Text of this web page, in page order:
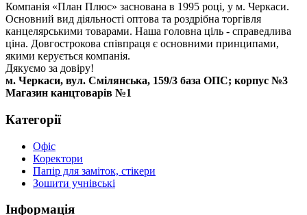
Компанія «План Плюс» заснована в 1995 році, у м. Черкаси.
Основний вид діяльності оптова та роздрібна торгівля
канцелярськими товарами. Наша головна ціль - справедлива
ціна. Довгострокова співпраця є основними принципами,
якими керується компанія.
Дякуємо за довіру!
м. Черкаси, вул. Смілянська, 159/3 база ОПС; корпус №3
Магазин канцтоварів №1
Категорії
Офіс
Коректори
Папір для заміток, стікери
Зошити учнівські
Інформація